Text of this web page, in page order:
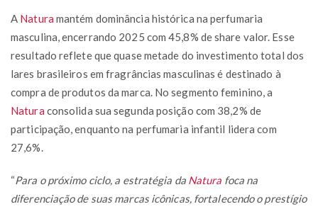
A Natura mantém dominância histórica na perfumaria
masculina, encerrando 2025 com 45,8% de share valor. Esse
resultado reflete que quase metade do investimento total dos
lares brasileiros em fragrâncias masculinas é destinado à
compra de produtos da marca. No segmento feminino, a
Natura consolida sua segunda posição com 38,2% de
participação, enquanto na perfumaria infantil lidera com
27,6%.
“Para o próximo ciclo, a estratégia da Natura foca na
diferenciação de suas marcas icônicas, fortalecendo o prestígio